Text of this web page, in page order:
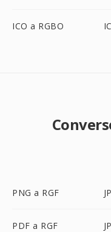
ICO a RGBO
PNG a RGF
PDF a RGF